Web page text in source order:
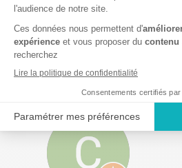
Alex
beaucoup mieux, tarifs